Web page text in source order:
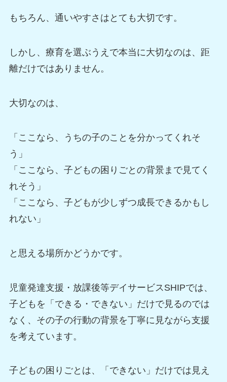
もちろん、通いやすさはとても大切です。
しかし、療育を選ぶうえで本当に大切なのは、距
離だけではありません。
大切なのは、
「ここなら、うちの子のことを分かってくれそ
う」
「ここなら、子どもの困りごとの背景まで見てく
れそう」
「ここなら、子どもが少しずつ成長できるかもし
れない」
と思える場所かどうかです。
児童発達支援・放課後等デイサービスSHIPでは、
子どもを「できる・できない」だけで見るのでは
なく、その子の行動の背景を丁寧に見ながら支援
を考えています。
子どもの困りごとは、「できない」だけでは見え